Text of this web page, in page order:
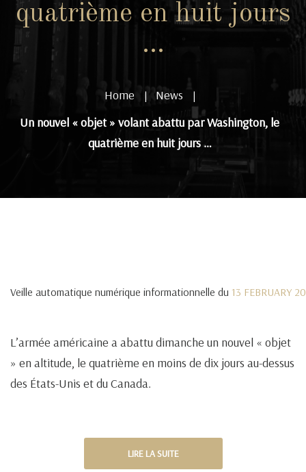
quatrième en huit jours
…
Home | News |
Un nouvel « objet » volant abattu par Washington, le
quatrième en huit jours …
Veille automatique numérique informationnelle du 13 FEBRUARY
L’armée américaine a abattu dimanche un nouvel « objet
» en altitude, le quatrième en moins de dix jours au-dessus
des États-Unis et du Canada.
LIRE LA SUITE